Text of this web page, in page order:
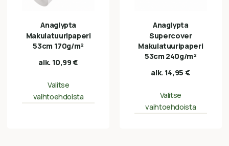
Anaglypta
Makulatuuripaperi
53cm 170g/m²
alk. 10,99€
Valitse
vaihtoehdoista
Anaglypta
Supercover
Makulatuuripaperi
53cm 240g/m²
alk. 14,95 €
Valitse
vaihtoehdoista